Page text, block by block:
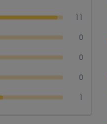
11
0
0
0
1